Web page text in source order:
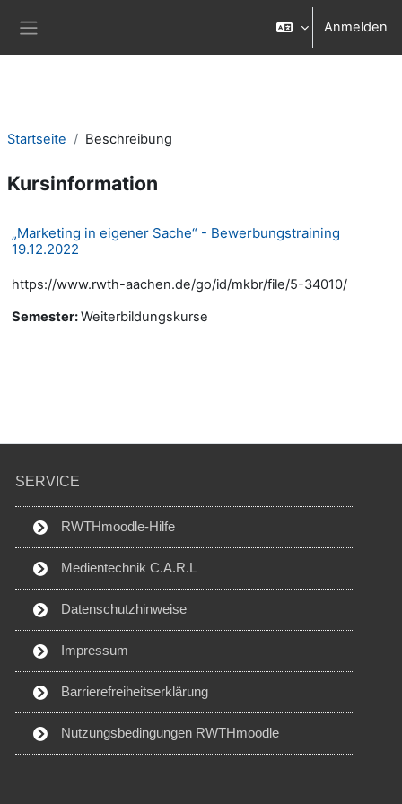
Anmelden
Startseite Beschreibung
Kursinformation
„Marketing in eigener Sache“ - Bewerbungstraining
19.12.2022
https://www.rwth-aachen.de/go/id/mkbr/file/5-34010/
Semester:Weiterbildungskurse
SERVICE
RWTHmoodle-Hilfe
Medientechnik C.A.R.L
Datenschutzhinweise
Impressum
Barrierefreiheitserklärung
Nutzungsbedingungen RWTHmoodle